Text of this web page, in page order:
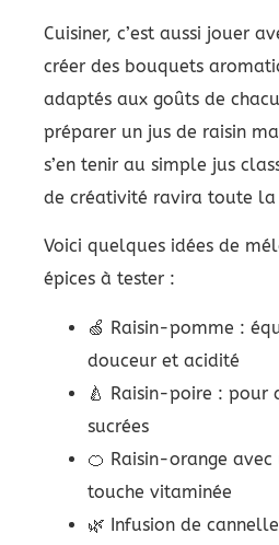
Cuisiner, c’est aussi jouer
créer des bouquets
adaptés aux goûts de
préparer un jus de raisin
s’en tenir au simple jus
de créativité ravira toute
Voici quelques idées de
épices à tester :
🍏 Raisin-pomme :
douceur et acidité
🍐 Raisin-poire : pour
sucrées
🍊 Raisin-orange
touche vitaminée
🌿 Infusion de